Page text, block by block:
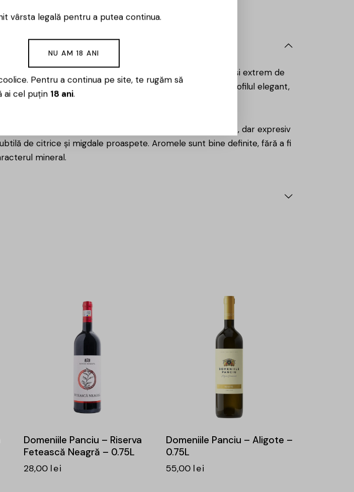
prospețimii nord-italiene într-un vin alb modern, curat și extrem de
Pinot Grigio se remarcă prin claritatea sa aromatică și profilul elegant,
ce sugerează vitalitate și finețe. Buchetul este delicat, dar expresiv
de citrice și migdale proaspete. Aromele sunt bine definite, fără a fi
mineral.
Domeniile Panciu – Riserva
Fetească Neagră – 0.75L
28,00 lei
Domeniile Panciu – Aligote –
0.75L
55,00 lei
vârsta legală pentru a putea continua.
NU AM 18 ANI
Pentru a continua pe site, te rugăm să
ai cel puțin 18 ani.